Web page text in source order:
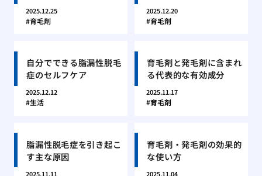
2025.12.25
育毛剤
2025.12.20
育毛剤
自分でできる脂漏性脱毛
症のセルフケア
2025.12.12
生活
育毛剤と発毛剤に含まれ
る代表的な有効成分
2025.11.17
育毛剤
脂漏性脱毛症を引き起こ
す主な原因
2025.11.11
育毛剤・発毛剤の効果的
な使い方
2025.11.04